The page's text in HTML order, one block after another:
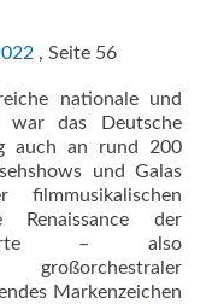
, Seite 56
nationale und
war das Deutsche
auch an rund 200
und Galas
Renaissance der
– also
großorchestraler
Markenzeichen